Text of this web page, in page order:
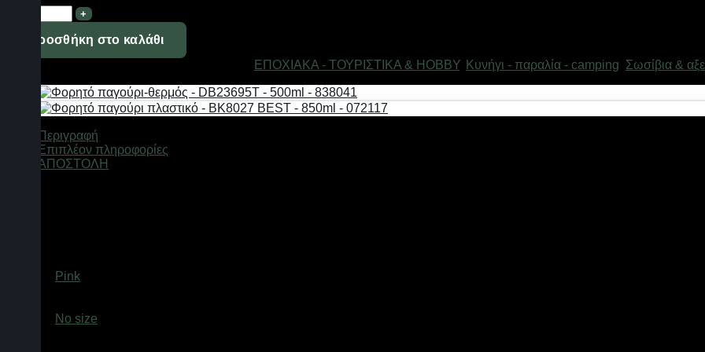
Φουσκωτό
σωσίβιο
90cm
Pink
ποσότητα
Προσθήκη στο καλάθι
ΕΠΟΧΙΑΚΑ - ΤΟΥΡΙΣΤΙΚΑ & HOBBY, Κυνήγι - παραλία - camping Σωσίβια &
Περιγραφή
Επιπλέον πληροφορίες
ΑΠΟΣΤΟΛΗ
Pink
No size